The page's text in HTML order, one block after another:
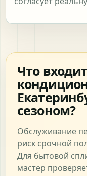
Что
сезоном?
Обслуживание
риск срочной
Для бытовой
мастер